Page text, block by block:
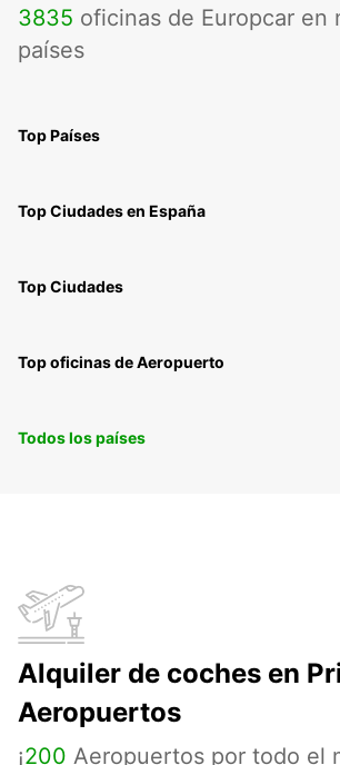
3835 oficinas de Europcar en
países
Top Países
Top Ciudades en España
Top Ciudades
Top oficinas de Aeropuerto
Todos los países
Alquiler de coches en
Aeropuertos
¡200 Aeropuertos por todo el